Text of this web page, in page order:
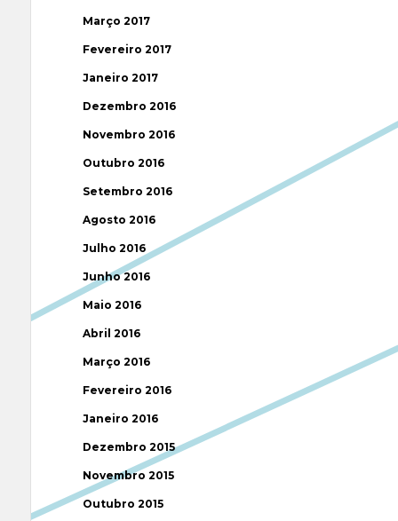
Março 2017
Fevereiro 2017
Janeiro 2017
Dezembro 2016
Novembro 2016
Outubro 2016
Setembro 2016
Agosto 2016
Julho 2016
Junho 2016
Maio 2016
Abril 2016
Março 2016
Fevereiro 2016
Janeiro 2016
Dezembro 2015
Novembro 2015
Outubro 2015